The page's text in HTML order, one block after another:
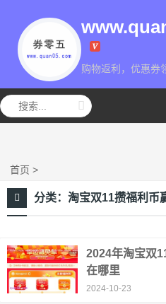
券零五
购物返利，优惠券
首页 >
分类： 淘宝双11攒福利币
2024年淘宝双
在哪里
2024-10-23